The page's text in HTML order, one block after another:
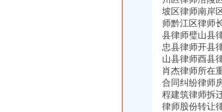
重庆渝中区泰国乳胶枕头教大家如何买到正宗的泰国乳胶枕头_第1页_
渝中区增高鞋加盟渝中区增高鞋加盟店渝中区加盟增高鞋店-渝中区
重庆蓝鼎影视媒有限公司,主营：影视制作的策划；承办经批准的文
渝中区大坪正街四室两厅豪华大套房_重庆渝中区大坪短租房_游天下
坡区律师南岸
师黔江区律师
县律师璧山县
忠县律师开县
山县律师酉县
肖杰律师所在
合同纠纷律师
程建筑律师拆
律师股份转让